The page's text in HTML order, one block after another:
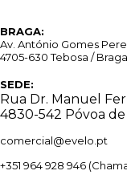
BRAGA:
Av. António Gomes
4705-630 Tebosa / Braga
SEDE:
Rua Dr. Manuel
4830-542 Póvoa
comercial@evelo.pt
+351 964 928 946